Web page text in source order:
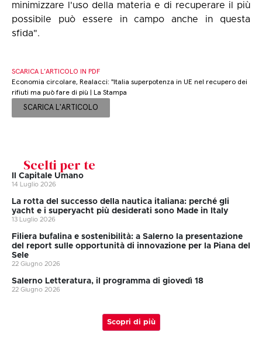
minimizzare l'uso della materia e di recuperare il più
possibile può essere in campo anche in questa
sfida".
SCARICA L’ARTICOLO IN PDF
Economia circolare, Realacci: "Italia superpotenza in UE nel recupero dei
rifiuti ma può fare di più | La Stampa
SCARICA L'ARTICOLO
Scelti per te
Il Capitale Umano
14 Luglio 2026
La rotta del successo della nautica italiana: perché gli
yacht e i superyacht più desiderati sono Made in Italy
13 Luglio 2026
Filiera bufalina e sostenibilità: a Salerno la presentazione
del report sulle opportunità di innovazione per la Piana del
Sele
22 Giugno 2026
Salerno Letteratura, il programma di giovedì 18
22 Giugno 2026
Scopri di più